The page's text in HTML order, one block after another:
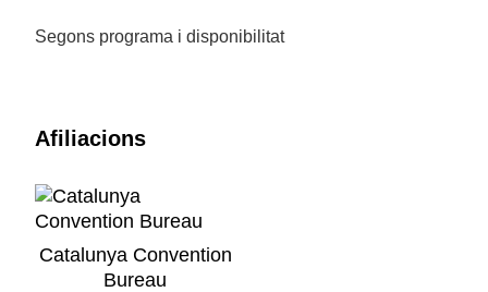
Segons programa i disponibilitat
Afiliacions
Catalunya Convention
Bureau